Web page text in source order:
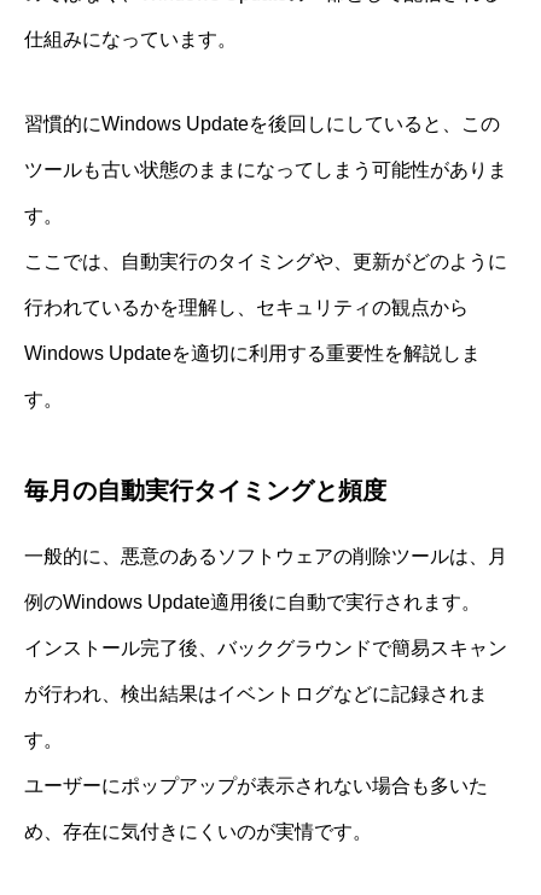
仕組みになっています。
習慣的にWindows Updateを後回しにしていると、この
ツールも古い状態のままになってしまう可能性がありま
す。
ここでは、自動実行のタイミングや、更新がどのように
行われているかを理解し、セキュリティの観点から
Windows Updateを適切に利用する重要性を解説しま
す。
毎月の自動実行タイミングと頻度
一般的に、悪意のあるソフトウェアの削除ツールは、月
例のWindows Update適用後に自動で実行されます。
インストール完了後、バックグラウンドで簡易スキャン
が行われ、検出結果はイベントログなどに記録されま
す。
ユーザーにポップアップが表示されない場合も多いた
め、存在に気付きにくいのが実情です。